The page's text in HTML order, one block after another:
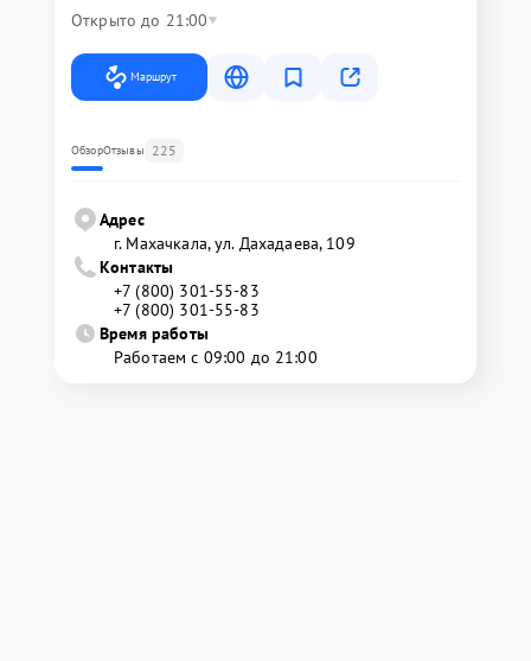
Открыто до 21:00
Маршрут
ОбзорОтзывы 225
Адрес
г. Махачкала, ул. Дахадаева, 109
Контакты
+7 (800) 301-55-83
+7 (800) 301-55-83
Время работы
Работаем с 09:00 до 21:00